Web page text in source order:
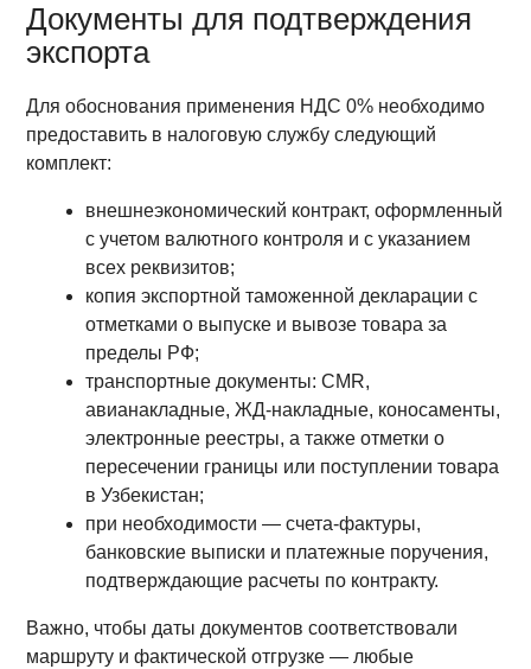
Документы для подтверждения
экспорта
Для обоснования применения НДС 0% необходимо
предоставить в налоговую службу следующий
комплект:
внешнеэкономический контракт, оформленный
с учетом валютного контроля и с указанием
всех реквизитов;
копия экспортной таможенной декларации с
отметками о выпуске и вывозе товара за
пределы РФ;
транспортные документы: CMR,
авианакладные, ЖД-накладные, коносаменты,
электронные реестры, а также отметки о
пересечении границы или поступлении товара
в Узбекистан;
при необходимости — счета-фактуры,
банковские выписки и платежные поручения,
подтверждающие расчеты по контракту.
Важно, чтобы даты документов соответствовали
маршруту и фактической отгрузке — любые